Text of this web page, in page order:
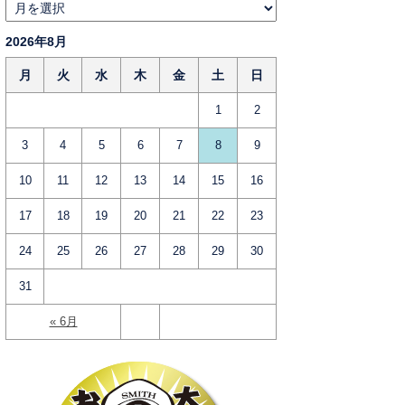
2026年8月
月 火 水 木 金 土 日
« 6月
1 2
3 4 5 6 7 8 9
10 11 12 13 14 15 16
17 18 19 20 21 22 23
24 25 26 27 28 29 30
31